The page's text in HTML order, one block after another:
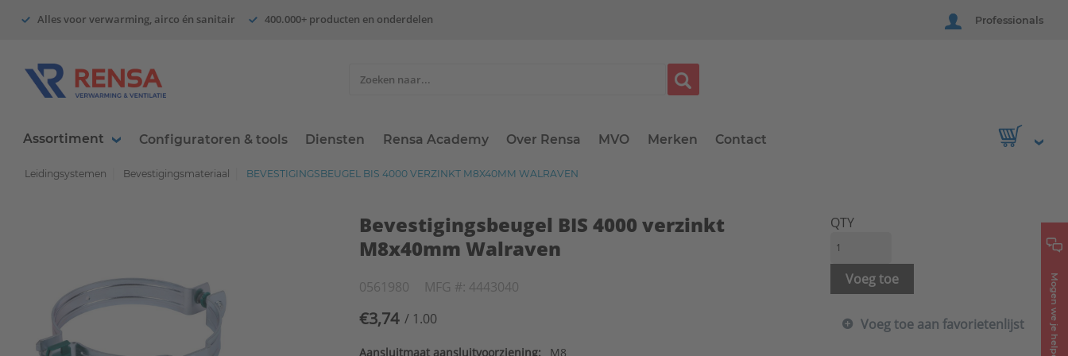
Alles voor verwarming, airco én sanitair 400.000+ producten en onderdelen Professionals
Assortiment Configuratoren & tools Diensten Rensa Academy Over Rensa MVO Merken Contact
Mogen we je helpen?
Leidingsystemen Bevestigingsmateriaal BEVESTIGINGSBEUGEL BIS 4000 VERZINKT M8X40MM WALRAVEN
Bevestigingsbeugel BIS 4000 verzinkt
M8x40mm Walraven
0561980 MFG #: 4443040
€3,74 / 1.00
Aansluitmaat aansluitvoorziening:
M8
QTY
Voeg toe
Voeg toe aan favorietenlijst